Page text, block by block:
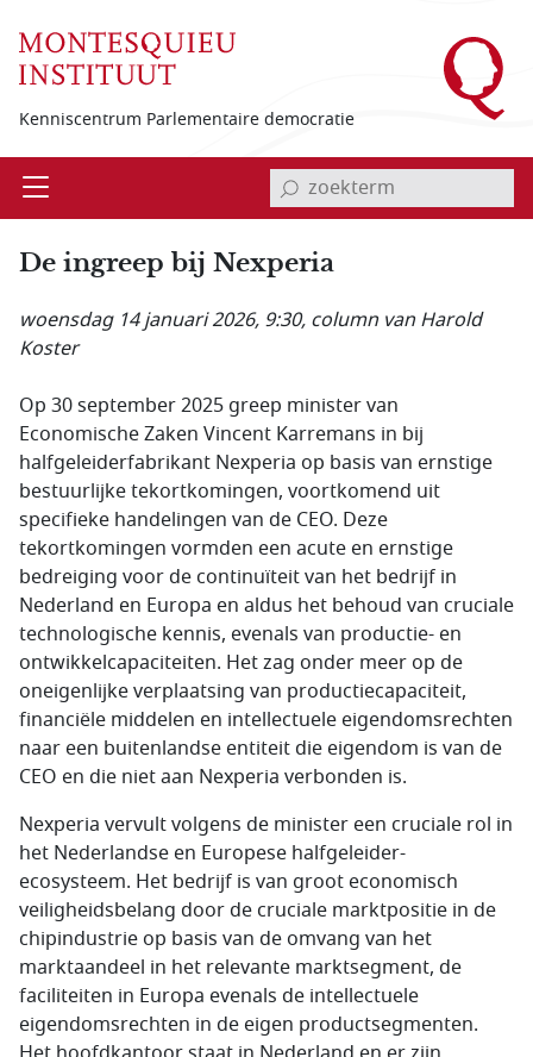
Kenniscentrum Parlementaire democratie
Open invoerveld zoekterm
De ingreep bij Nexperia
woensdag 14 januari 2026, 9:30, column van Harold
Koster
Op 30 september 2025 greep minister van
Economische Zaken Vincent Karremans in bij
halfgeleiderfabrikant Nexperia op basis van ernstige
bestuurlijke tekortkomingen, voortkomend uit
specifieke handelingen van de CEO. Deze
tekortkomingen vormden een acute en ernstige
bedreiging voor de continuïteit van het bedrijf in
Nederland en Europa en aldus het behoud van cruciale
technologische kennis, evenals van productie- en
ontwikkelcapaciteiten. Het zag onder meer op de
oneigenlijke verplaatsing van productiecapaciteit,
financiële middelen en intellectuele eigendomsrechten
naar een buitenlandse entiteit die eigendom is van de
CEO en die niet aan Nexperia verbonden is.
Nexperia vervult volgens de minister een cruciale rol in
het Nederlandse en Europese halfgeleider-
ecosysteem. Het bedrijf is van groot economisch
veiligheidsbelang door de cruciale marktpositie in de
chipindustrie op basis van de omvang van het
marktaandeel in het relevante marktsegment, de
faciliteiten in Europa evenals de intellectuele
eigendomsrechten in de eigen productsegmenten.